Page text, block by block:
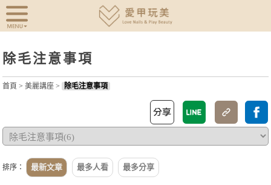
除毛注意事項
首頁 >美麗講座 > 除毛注意事項
排序： 最新文章 最多人看 最多分享